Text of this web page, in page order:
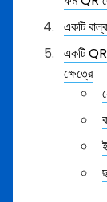
একটি
একটি QR
ক্ষেত্রে